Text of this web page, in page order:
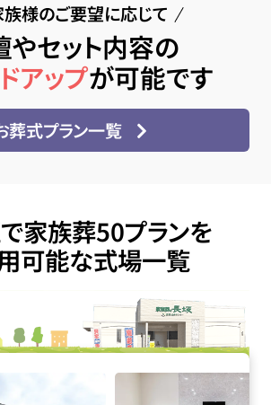
族様のご要望に応じて
やセット内容の
アップが可能です
葬式プラン一覧
家族葬50プランを
可能な式場一覧
会館の詳細へ